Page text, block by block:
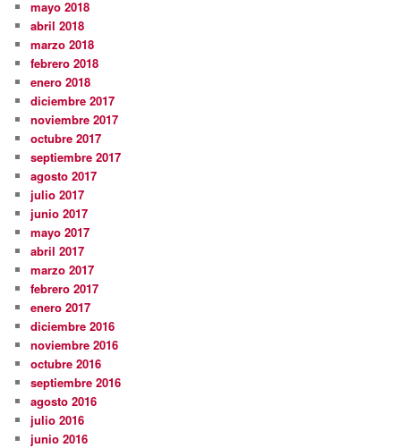
mayo 2018
abril 2018
marzo 2018
febrero 2018
enero 2018
diciembre 2017
noviembre 2017
octubre 2017
septiembre 2017
agosto 2017
julio 2017
junio 2017
mayo 2017
abril 2017
marzo 2017
febrero 2017
enero 2017
diciembre 2016
noviembre 2016
octubre 2016
septiembre 2016
agosto 2016
julio 2016
junio 2016